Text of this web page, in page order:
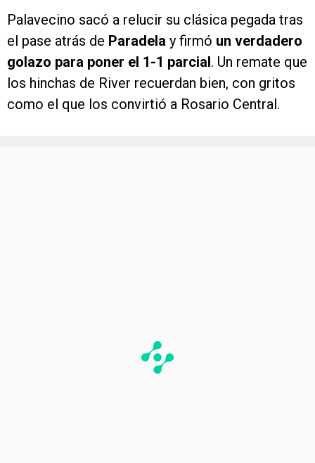
Palavecino sacó a relucir su clásica pegada tras
el pase atrás de Paradela y firmó un verdadero
golazo para poner el 1-1 parcial . Un remate que
los hinchas de River recuerdan bien, con gritos
como el que los convirtió a Rosario Central.